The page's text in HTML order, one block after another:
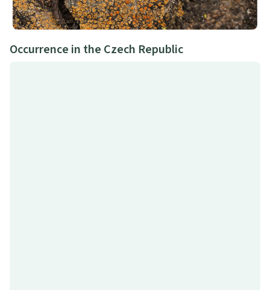
Occurrence in the Czech Republic